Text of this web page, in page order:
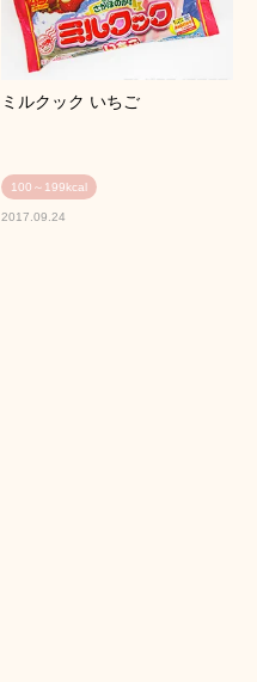
ミルクック いちご
100～199kcal
2017.09.24